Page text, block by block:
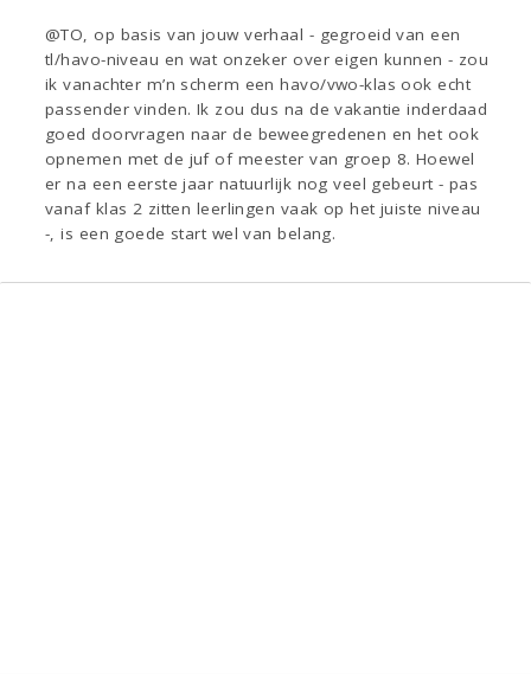
@TO, op basis van jouw verhaal - gegroeid van een
tl/havo-niveau en wat onzeker over eigen kunnen - zou
ik vanachter m’n scherm een havo/vwo-klas ook echt
passender vinden. Ik zou dus na de vakantie inderdaad
goed doorvragen naar de beweegredenen en het ook
opnemen met de juf of meester van groep 8. Hoewel
er na een eerste jaar natuurlijk nog veel gebeurt - pas
vanaf klas 2 zitten leerlingen vaak op het juiste niveau
-, is een goede start wel van belang.